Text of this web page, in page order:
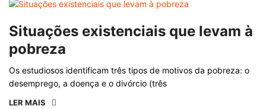
Situações existenciais que levam à
pobreza
Os estudiosos identificam três tipos de motivos da pobreza: o
desemprego, a doença e o divórcio (três
LER MAIS